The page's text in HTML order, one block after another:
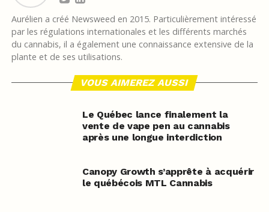
Aurélien a créé Newsweed en 2015. Particulièrement intéressé
par les régulations internationales et les différents marchés
du cannabis, il a également une connaissance extensive de la
plante et de ses utilisations.
VOUS AIMEREZ AUSSI
Le Québec lance finalement la
vente de vape pen au cannabis
après une longue interdiction
Canopy Growth s’apprête à acquérir
le québécois MTL Cannabis